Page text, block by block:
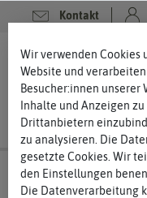
Kontakt
SaatgutFür die
Filter
Wir verwenden Cookies
Website und
Besucher:innen unserer
Inhalte und Anzeigen
Drittanbietern
zu analysieren. Die
gesetzte Cookies. Wir
den Einstellungen
Die Datenverarbeitung